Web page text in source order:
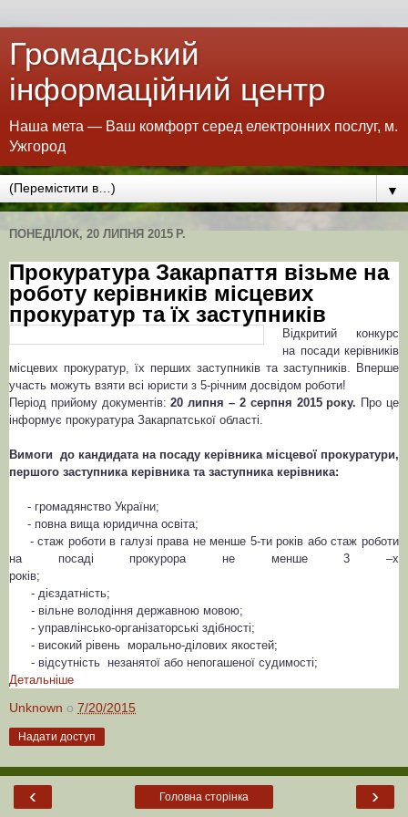
Громадський
інформаційний центр
Наша мета — Ваш комфорт серед електронних послуг, м.
Ужгород
▼
ПОНЕДІЛОК, 20 ЛИПНЯ 2015 Р.
Прокуратура Закарпаття візьме на
роботу керівників місцевих
прокуратур та їх заступників
Відкритий конкурс
на посади керівників
місцевих прокуратур, їх перших заступників та заступників. Вперше
участь можуть взяти всі юристи з 5-річним досвідом роботи!
Період прийому документів:20 липня – 2 серпня 2015 року. Про це
інформує прокуратура Закарпатської області.
Вимоги до кандидата на посаду керівника місцевої прокуратури,
першого заступника керівника та заступника керівника:
- громадянство України;
- повна вища юридична освіта;
- стаж роботи в галузі права не менше 5-ти років або стаж роботи
на посаді прокурора не менше 3 –х
років;
- дієздатність;
- вільне володіння державною мовою;
- управлінсько-організаторські здібності;
- високий рівень морально-ділових якостей;
- відсутність незанятої або непогашеної судимості;
Детальніше
Unknown о 7/20/2015
Надати доступ
‹ ›
Головна сторінка